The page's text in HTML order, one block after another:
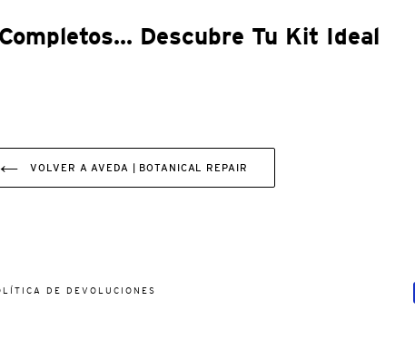
Descubre Tu Kit Ideal
VOLVER A AVEDA | BOTANICAL REPAIR
DE DEVOLUCIONES